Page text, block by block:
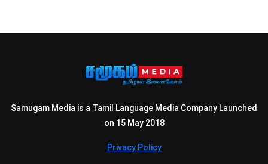
Samugam Media is a Tamil Language Media Company Launched
on 15 May 2018
Privacy Policy